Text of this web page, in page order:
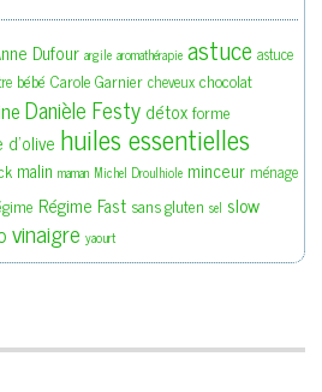
Dufour argile aromathérapie astuce astuce
bébé Carole Garnier cheveux chocolat
Danièle Festy détoxforme
d'olive huiles essentielles
malin maman Michel Droulhiole minceur ménage
Régime Fast sans gluten sel slow
vinaigre yaourt